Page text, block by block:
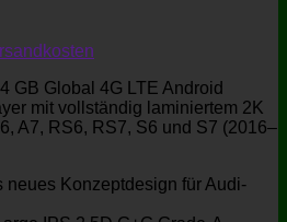
GB Global 4G LTE Android
mit vollständig laminiertem 2K
A7, RS6, RS7, S6 und S7 (2016–
neues Konzeptdesign für Audi-